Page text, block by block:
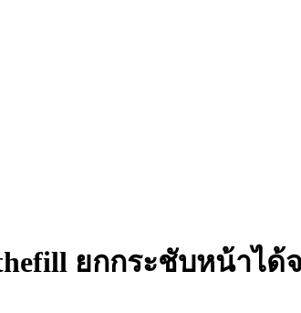
ยกกระชับหน้าไ